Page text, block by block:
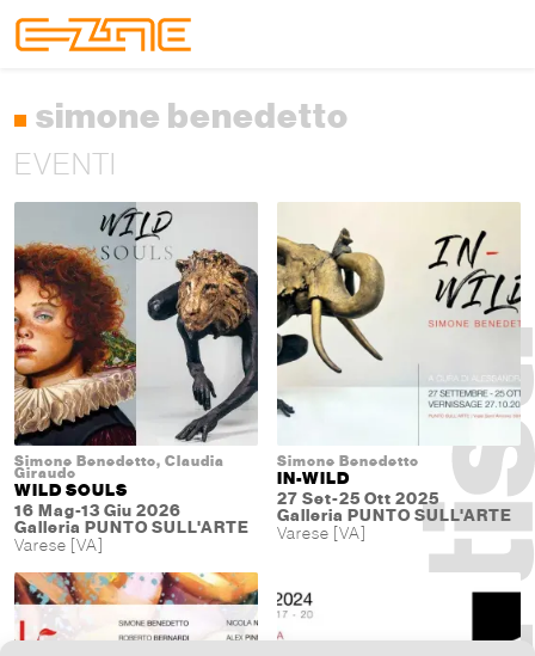
simone benedetto
EVENTI
Simone Benedetto, Claudia
Giraudo
WILD SOULS
16 Mag-13 Giu 2026
Galleria PUNTO SULL'ARTE
Varese [VA]
Simone Benedetto
IN-WILD
27 Set-25 Ott 2025
Galleria PUNTO SULL'ARTE
Varese [VA]